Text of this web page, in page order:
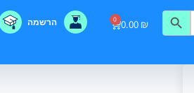
0.00 ₪
0 הרשמה